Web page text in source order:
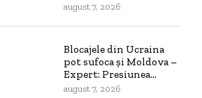
august 7, 2026
Blocajele din Ucraina
pot sufoca și Moldova –
Expert: Presiunea...
august 7, 2026